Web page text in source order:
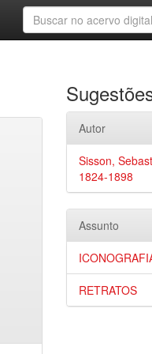
Autor
Sisson,
1824-1898
Assunto
RETRATOS